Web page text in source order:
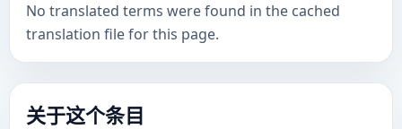
No translated terms were found in the cached
translation file for this page.
关于这个条目